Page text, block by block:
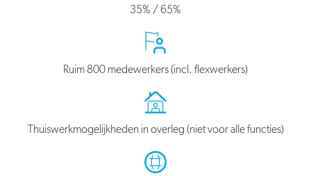
35% / 65%
Ruim 800 medewerkers (incl. flexwerkers)
Thuiswerkmogelijkheden in overleg (niet voor alle functies)